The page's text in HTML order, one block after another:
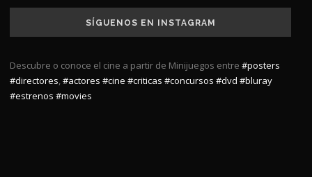
SÍGUENOS EN INSTAGRAM
Descubre o conoce el cine a partir de Minijuegos entre #posters
#directores,#actores #cine #criticas #concursos #dvd #bluray
#estrenos #movies